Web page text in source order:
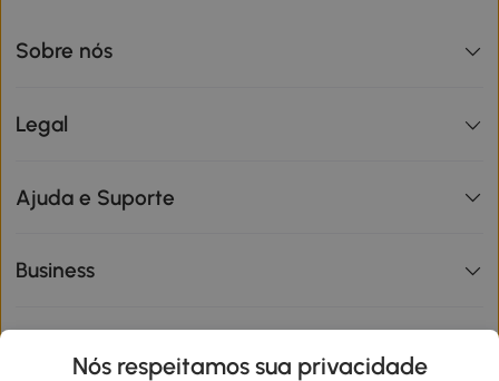
Sobre nós
Legal
Ajuda e Suporte
Business
Nós respeitamos sua privacidade